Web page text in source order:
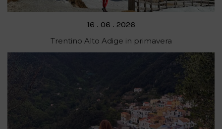
Posted
on
16 . 06 . 2026
Trentino Alto Adige in primavera